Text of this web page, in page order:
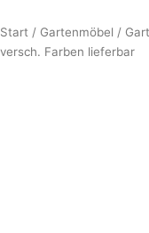
Start / Gartenmöbel /
versch. Farben lieferbar